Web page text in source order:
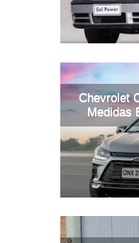
Chevrolet
Medidas